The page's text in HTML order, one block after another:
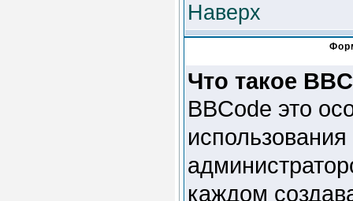
Наверх
Что такое
BBCode это
каждом